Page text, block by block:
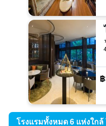
โรงแรมทั้งหมด 6 แห่งใกล้